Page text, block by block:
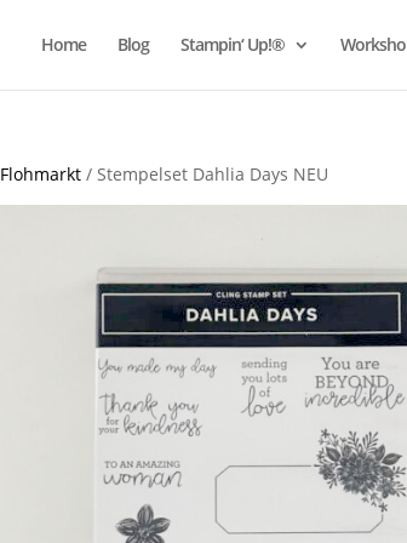
Home Blog Stampin‘ Up!®
Flohmarkt / Stempelset Dahlia Days NEU